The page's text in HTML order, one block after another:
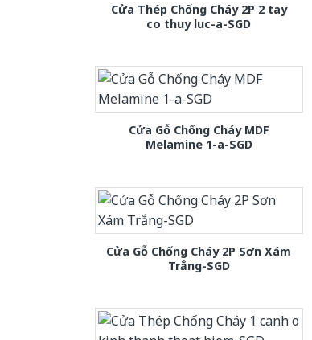
Cửa Thép Chống Cháy 2P 2 tay
co thuy luc-a-SGD
Cửa Gỗ Chống Cháy MDF
Melamine 1-a-SGD
Cửa Gỗ Chống Cháy 2P Sơn Xám
Trắng-SGD